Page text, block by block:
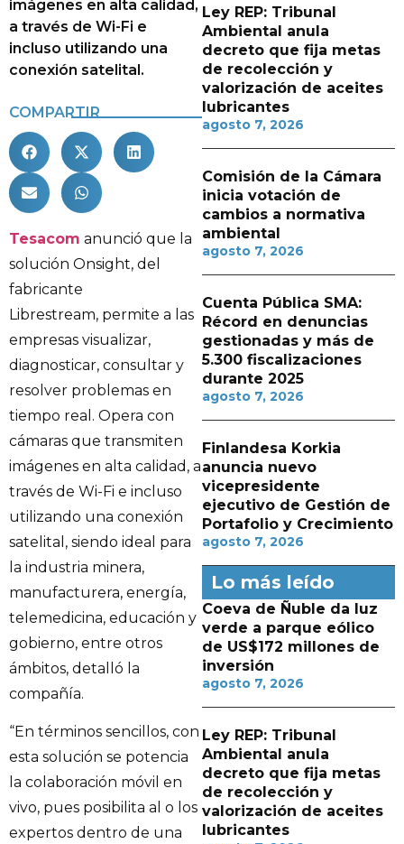
imágenes en alta calidad,
a través de Wi-Fi e
incluso utilizando una
conexión satelital.
COMPARTIR
Tesacom anunció que la
solución Onsight, del
fabricante
Librestream, permite a las
empresas visualizar,
diagnosticar, consultar y
resolver problemas en
tiempo real. Opera con
cámaras que transmiten
imágenes en alta calidad, a
través de Wi-Fi e incluso
utilizando una conexión
satelital, siendo ideal para
la industria minera,
manufacturera, energía,
telemedicina, educación y
gobierno, entre otros
ámbitos, detalló la
compañía.
“En términos sencillos, con
esta solución se potencia
la colaboración móvil en
vivo, pues posibilita al o los
expertos dentro de una
Ley REP: Tribunal
Ambiental anula
decreto que fija metas
de recolección y
valorización de aceites
lubricantes
agosto 7, 2026
Comisión de la Cámara
inicia votación de
cambios a normativa
ambiental
agosto 7, 2026
Cuenta Pública SMA:
Récord en denuncias
gestionadas y más de
5.300 fiscalizaciones
durante 2025
agosto 7, 2026
Finlandesa Korkia
anuncia nuevo
vicepresidente
ejecutivo de Gestión de
Portafolio y Crecimiento
agosto 7, 2026
Lo más leído
Coeva de Ñuble da luz
verde a parque eólico
de US$172 millones de
inversión
agosto 7, 2026
Ley REP: Tribunal
Ambiental anula
decreto que fija metas
de recolección y
valorización de aceites
lubricantes